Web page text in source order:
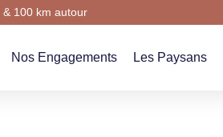
& 100 km autour
Nos Engagements Les Paysans